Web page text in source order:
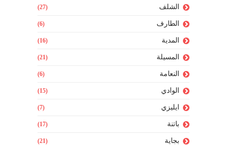
الشلف (27)
الطارف (6)
المدية (16)
المسيلة (21)
النعامة (6)
الوادي (15)
ايليزي (7)
باتنة (17)
بجاية (21)